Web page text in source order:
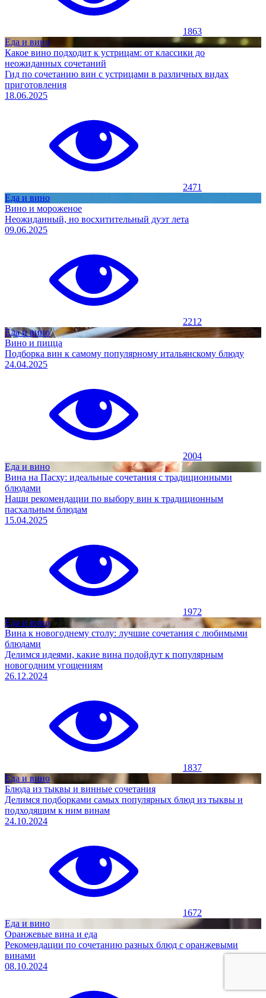
1863
Еда и вино
Какое вино подходит к устрицам: от классики до
неожиданных сочетаний
Гид по сочетанию вин с устрицами в различных видах
приготовления
18.06.2025
2471
Еда и вино
Вино и мороженое
Неожиданный, но восхитительный дуэт лета
09.06.2025
2212
Еда и вино
Вино и пицца
Подборка вин к самому популярному итальянскому блюду
24.04.2025
2004
Еда и вино
Вина на Пасху: идеальные сочетания с традиционными
блюдами
Наши рекомендации по выбору вин к традиционным
пасхальным блюдам
15.04.2025
1972
Еда и вино
Вина к новогоднему столу: лучшие сочетания с любимыми
блюдами
Делимся идеями, какие вина подойдут к популярным
новогодним угощениям
26.12.2024
1837
Еда и вино
Блюда из тыквы и винные сочетания
Делимся подборками самых популярных блюд из тыквы и
подходящим к ним винам
24.10.2024
1672
Еда и вино
Оранжевые вина и еда
Рекомендации по сочетанию разных блюд с оранжевыми
винами
08.10.2024